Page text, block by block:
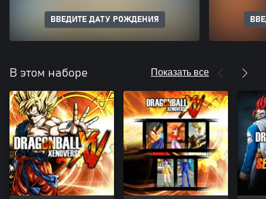
ВВЕДИТЕ ДАТУ РОЖДЕНИЯ
В этом наборе Показать все